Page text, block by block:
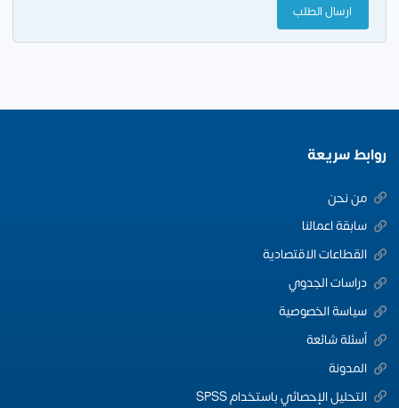
روابط سريعة
من نحن
سابقة اعمالنا
القطاعات الاقتصادية
دراسات الجدوي
سياسة الخصوصية
أسئلة شائعة
المدونة
التحليل الإحصائي باستخدام SPSS